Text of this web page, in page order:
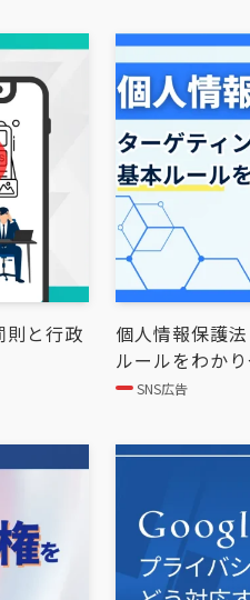
則と行政
個人情報保護
ルールをわか
SNS広告